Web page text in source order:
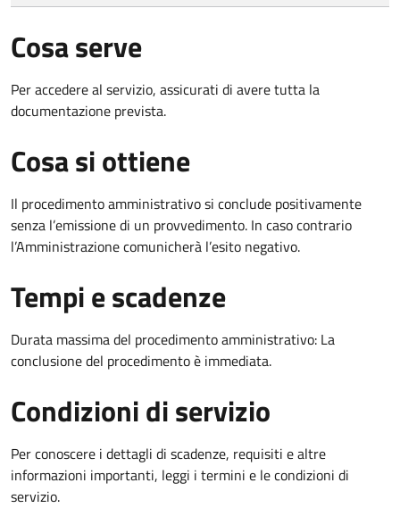
Cosa serve
Per accedere al servizio, assicurati di avere tutta la
documentazione prevista.
Cosa si ottiene
Il procedimento amministrativo si conclude positivamente
senza l’emissione di un provvedimento. In caso contrario
l’Amministrazione comunicherà l’esito negativo.
Tempi e scadenze
Durata massima del procedimento amministrativo: La
conclusione del procedimento è immediata.
Condizioni di servizio
Per conoscere i dettagli di scadenze, requisiti e altre
informazioni importanti, leggi i termini e le condizioni di
servizio.